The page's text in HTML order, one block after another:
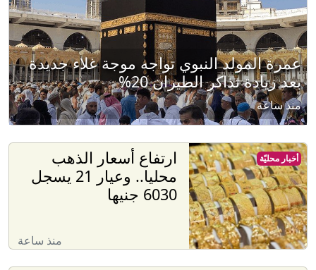
عمرة المولد النبوي تواجه موجة غلاء جديدة
بعد زيادة تذاكر الطيران 20%
منذ ساعة
ارتفاع أسعار الذهب
محليا.. وعيار 21 يسجل
6030 جنيها
منذ ساعة
أخبار محليّة